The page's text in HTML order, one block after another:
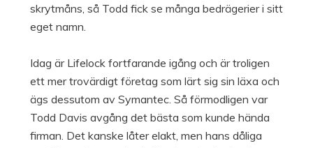
skrytmåns, så Todd fick se många bedrägerier i sitt
eget namn.
Idag är Lifelock fortfarande igång och är troligen
ett mer trovärdigt företag som lärt sig sin läxa och
ägs dessutom av Symantec. Så förmodligen var
Todd Davis avgång det bästa som kunde hända
firman. Det kanske låter elakt, men hans dåliga